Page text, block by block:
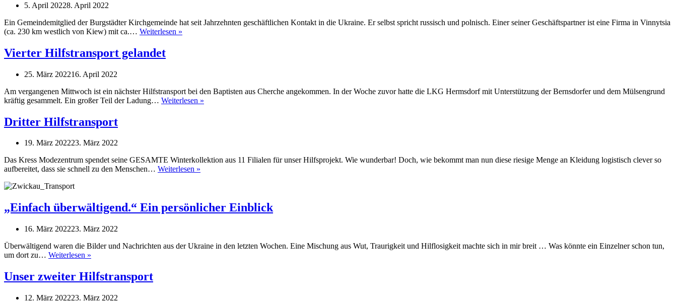
5. April 20228. April 2022
Ein Gemeindemitglied der Burgstädter Kirchgemeinde hat seit Jahrzehnten geschäftlichen Kontakt in die Ukraine. Er selbst spricht russisch und polnisch. Einer seiner Geschäftspartner ist eine Firma in Vinnytsia
(ca. 230 km westlich von Kiew) mit ca.… Weiterlesen »
Vierter Hilfstransport gelandet
25. März 202216. April 2022
Am vergangenen Mittwoch ist ein nächster Hilfstransport bei den Baptisten aus Cherche angekommen. In der Woche zuvor hatte die LKG Hermsdorf mit Unterstützung der Bernsdorfer und dem Mülsengrund
kräftig gesammelt. Ein großer Teil der Ladung… Weiterlesen »
Dritter Hilfstransport
19. März 202223. März 2022
Das Kress Modezentrum spendet seine GESAMTE Winterkollektion aus 11 Filialen für unser Hilfsprojekt. Wie wunderbar! Doch, wie bekommt man nun diese riesige Menge an Kleidung logistisch clever so
aufbereitet, dass sie schnell zu den Menschen… Weiterlesen »
„Einfach überwältigend.“ Ein persönlicher Einblick
16. März 202223. März 2022
Überwältigend waren die Bilder und Nachrichten aus der Ukraine in den letzten Wochen. Eine Mischung aus Wut, Traurigkeit und Hilflosigkeit machte sich in mir breit … Was könnte ein Einzelner schon tun,
um dort zu… Weiterlesen »
Ein
persönlicher
Unser zweiter Hilfstransport
12. März 202223. März 2022